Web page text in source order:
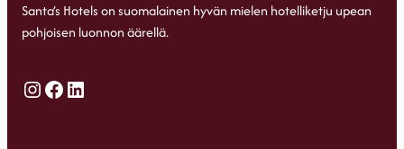
Santa’s Hotels on suomalainen hyvän mielen hotelliketju upean
pohjoisen luonnon äärellä.
Instagram
Facebook
LinkedIn